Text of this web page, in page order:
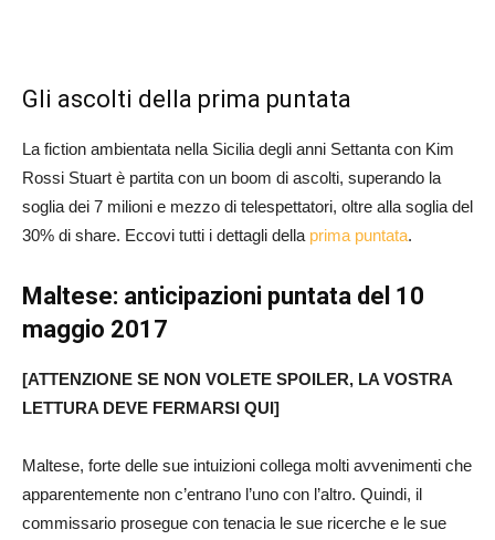
Gli ascolti della prima puntata
La fiction ambientata nella Sicilia degli anni Settanta con Kim
Rossi Stuart è partita con un boom di ascolti, superando la
soglia dei 7 milioni e mezzo di telespettatori, oltre alla soglia del
30% di share. Eccovi tutti i dettagli della prima puntata.
Maltese: anticipazioni puntata del 10
maggio 2017
[ATTENZIONE SE NON VOLETE SPOILER, LA VOSTRA
LETTURA DEVE FERMARSI QUI]
Maltese, forte delle sue intuizioni collega molti avvenimenti che
apparentemente non c’entrano l’uno con l’altro. Quindi, il
commissario prosegue con tenacia le sue ricerche e le sue